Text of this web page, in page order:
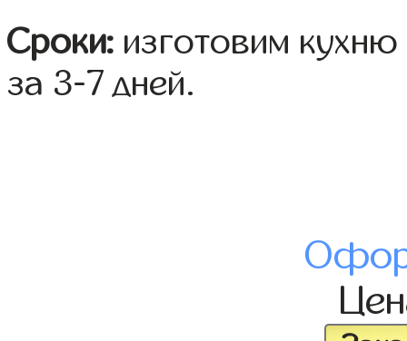
Сроки: изготовим
за 3-7 дней.